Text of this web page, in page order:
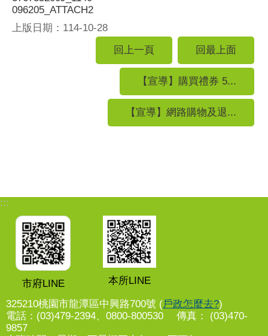
096205_ATTACH2
上版日期：114-10-28
回上一頁
回最上面
【宣導】購買禮券 5...
【宣導】網路購物及退...
:::
市府LINE 本所LINE
325210桃園市龍潭區中興路700號 (戶政怎麼去?)
電話：(03)479-2394、0800-800530 傳真： (03)470-
9857